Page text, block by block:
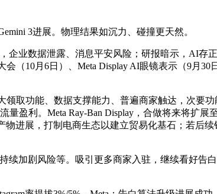
3进展。物理结果如沉力、碰撞更天然。
业数据泄露、消息平安风险；研报暗示，AI存
（10月6日）、Meta Display AI眼镜表示（9月30
取功能、数据支撑能力、普遍商家触达，次要功
盈利。Meta Ray-Ban Display，合做将来将扩展
物进展，打制电商生态以建立贸易化基石；若后
加剧风险等。吸引更多商家入驻，继续看好告